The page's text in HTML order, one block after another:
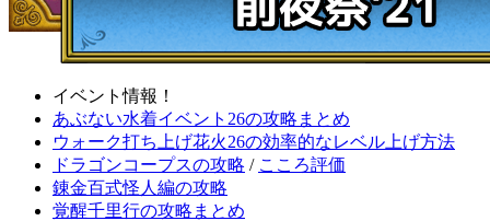
イベント情報！
あぶない水着イベント26の攻略まとめ
ウォーク打ち上げ花火26の効率的なレベル上げ方法
ドラゴンコープスの攻略 / こころ評価
錬金百式怪人編の攻略
覚醒千里行の攻略まとめ